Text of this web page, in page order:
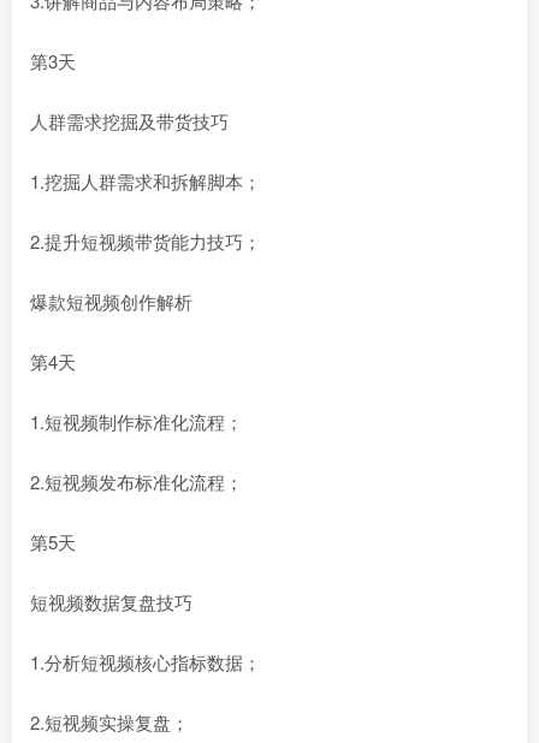
第3天
人群需求挖掘及带货技巧
1.挖掘人群需求和拆解脚本；
2.提升短视频带货能力技巧；
爆款短视频创作解析
第4天
1.短视频制作标准化流程；
2.短视频发布标准化流程；
第5天
短视频数据复盘技巧
1.分析短视频核心指标数据；
2.短视频实操复盘；